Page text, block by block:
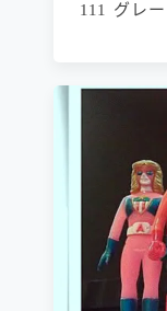
111 グレ